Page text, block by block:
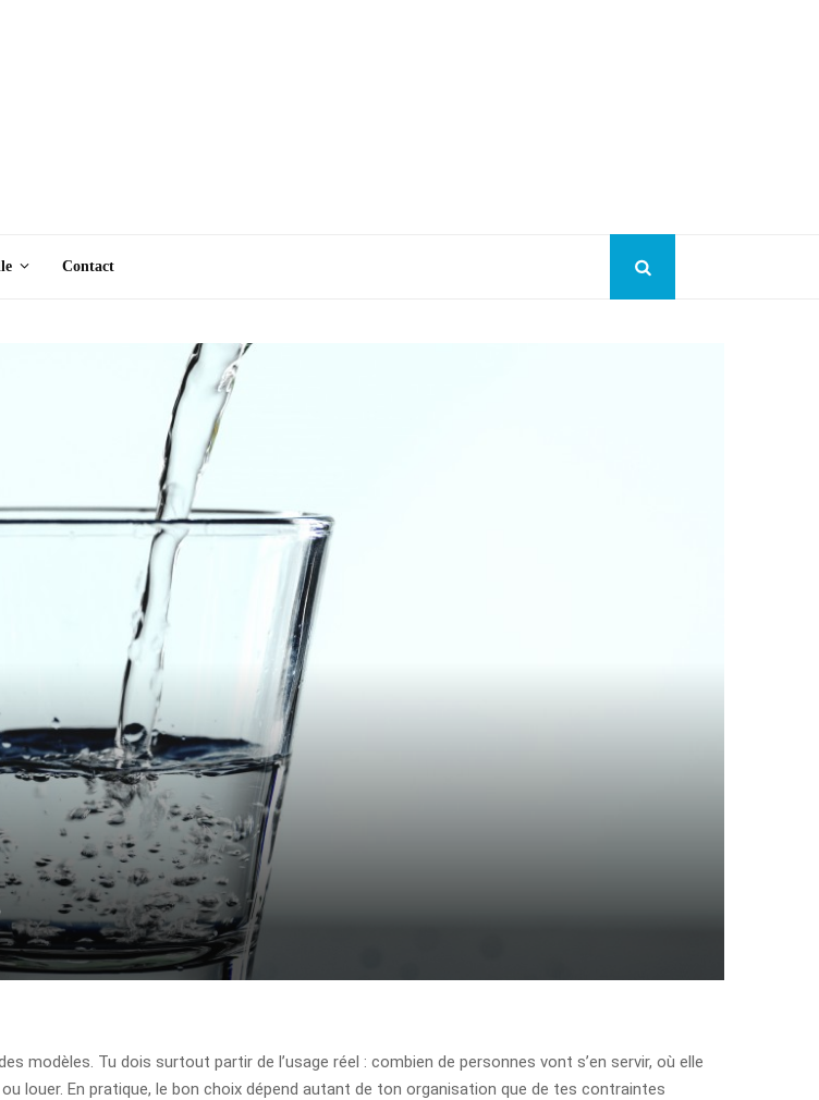
Contact
modèles. Tu dois surtout partir de l’usage réel : combien de personnes vont s’en servir, où elle
louer. En pratique, le bon choix dépend autant de ton organisation que de tes contraintes